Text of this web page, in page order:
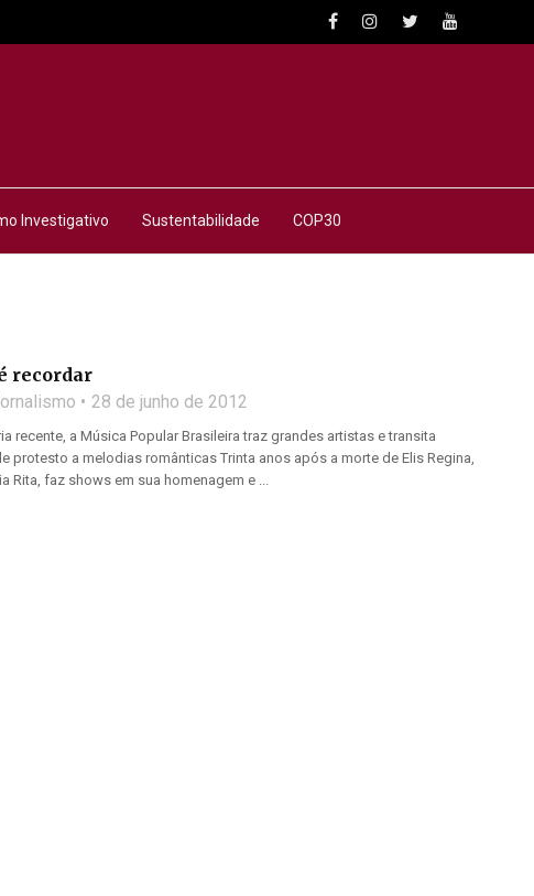
Investigativo Sustentabilidade COP30
recordar
28 de junho de 2012
recente, a Música Popular Brasileira traz grandes artistas e transita
protesto a melodias românticas Trinta anos após a morte de Elis Regina,
Rita, faz shows em sua homenagem e ...